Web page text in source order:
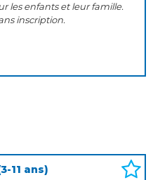
les enfants et leur famille.
inscription.
11 ans)